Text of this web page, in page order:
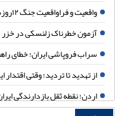
و فراواقعیت جنگ ۱۲روزه
خطرناک زلنسکی در خزر
فروپاشی ایران؛ خطای راهبردی
تهدید تا تردید؛ وقتی اقتدار
نقطه ثقل بازدارندگی ایران